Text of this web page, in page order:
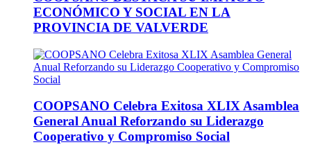
ECONÓMICO Y SOCIAL EN LA
PROVINCIA DE VALVERDE
COOPSANO Celebra Exitosa XLIX Asamblea
General Anual Reforzando su Liderazgo
Cooperativo y Compromiso Social